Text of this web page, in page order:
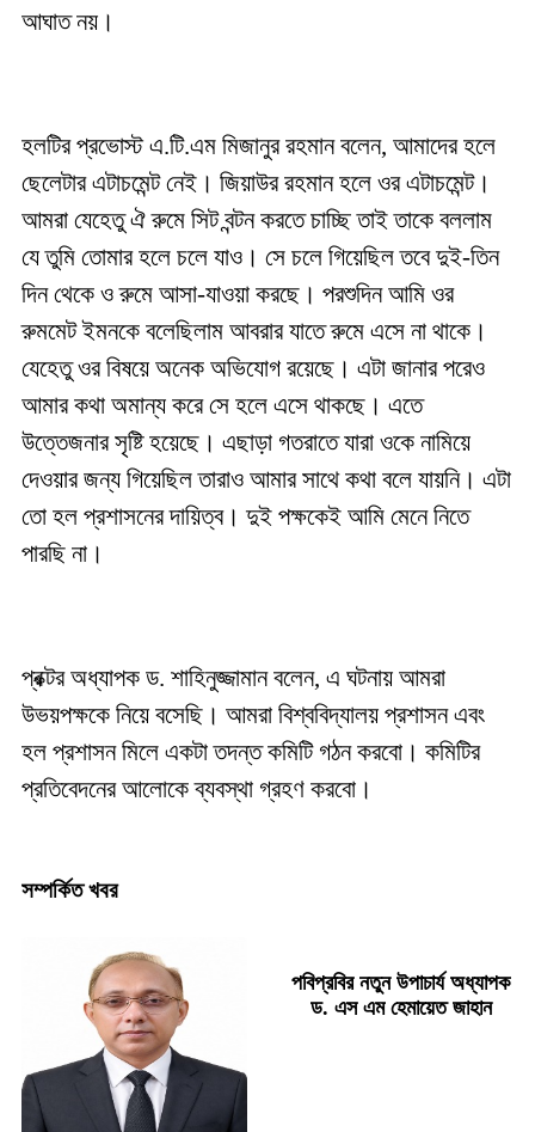
আঘাত নয়।
হলটির প্রভোস্ট এ.টি.এম মিজানুর রহমান বলেন, আমাদের হলে
ছেলেটার এটাচমেন্ট নেই। জিয়াউর রহমান হলে ওর এটাচমেন্ট।
আমরা যেহেতু ঐ রুমে সিট বন্টন করতে চাচ্ছি তাই তাকে বললাম
যে তুমি তোমার হলে চলে যাও। সে চলে গিয়েছিল তবে দুই-তিন
দিন থেকে ও রুমে আসা-যাওয়া করছে। পরশুদিন আমি ওর
রুমমেট ইমনকে বলেছিলাম আবরার যাতে রুমে এসে না থাকে।
যেহেতু ওর বিষয়ে অনেক অভিযোগ রয়েছে। এটা জানার পরেও
আমার কথা অমান্য করে সে হলে এসে থাকছে। এতে
উত্তেজনার সৃষ্টি হয়েছে। এছাড়া গতরাতে যারা ওকে নামিয়ে
দেওয়ার জন্য গিয়েছিল তারাও আমার সাথে কথা বলে যায়নি। এটা
তো হল প্রশাসনের দায়িত্ব। দুই পক্ষকেই আমি মেনে নিতে
পারছি না।
প্রক্টর অধ্যাপক ড. শাহিনুজ্জামান বলেন, এ ঘটনায় আমরা
উভয়পক্ষকে নিয়ে বসেছি। আমরা বিশ্ববিদ্যালয় প্রশাসন এবং
হল প্রশাসন মিলে একটা তদন্ত কমিটি গঠন করবো। কমিটির
প্রতিবেদনের আলোকে ব্যবস্থা গ্রহণ করবো।
সম্পর্কিত খবর
পবিপ্রবির নতুন উপাচার্য অধ্যাপক
ড. এস এম হেমায়েত জাহান